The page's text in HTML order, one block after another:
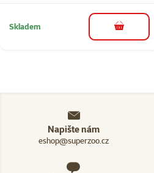
Skladem do košíku
Napište nám
eshop@superzoo.cz